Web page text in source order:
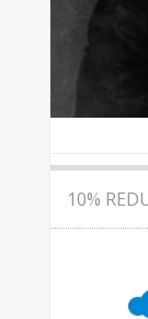
10%